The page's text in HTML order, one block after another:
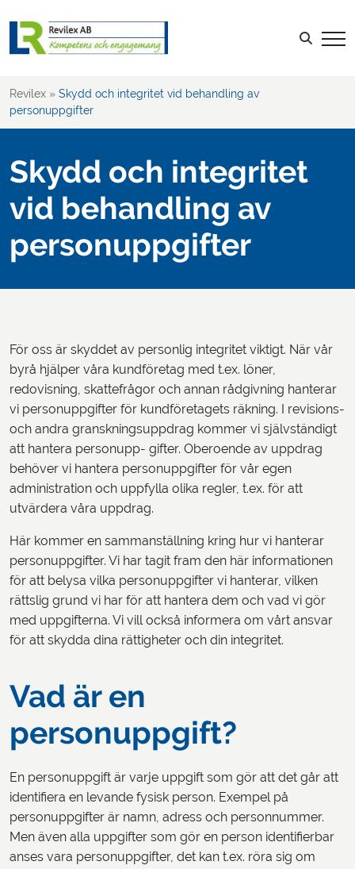
LOGGA IN Sök efter:
Revilex » Skydd och integritet vid behandling av
personuppgifter
Skydd och integritet
vid behandling av
personuppgifter
För oss är skyddet av personlig integritet viktigt. När vår
byrå hjälper våra kundföretag med t.ex. löner,
redovisning, skattefrågor och annan rådgivning hanterar
vi personuppgifter för kundföretagets räkning. I revisions-
och andra granskningsuppdrag kommer vi självständigt
att hantera personupp- gifter. Oberoende av uppdrag
behöver vi hantera personuppgifter för vår egen
administration och uppfylla olika regler, t.ex. för att
utvärdera våra uppdrag.
Här kommer en sammanställning kring hur vi hanterar
personuppgifter. Vi har tagit fram den här informationen
för att belysa vilka personuppgifter vi hanterar, vilken
rättslig grund vi har för att hantera dem och vad vi gör
med uppgifterna. Vi vill också informera om vårt ansvar
för att skydda dina rättigheter och din integritet.
Vad är en
personuppgift?
En personuppgift är varje uppgift som gör att det går att
identifiera en levande fysisk person. Exempel på
personuppgifter är namn, adress och personnummer.
Men även alla uppgifter som gör en person identifierbar
anses vara personuppgifter, det kan t.ex. röra sig om